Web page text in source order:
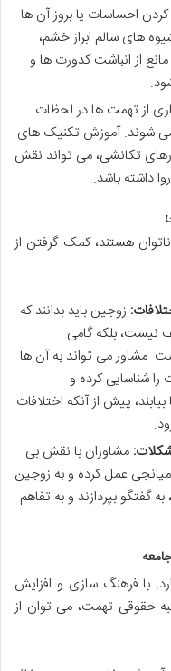
احساسات یا بروز آن ها
های سالم ابراز خشم،
مانع از انباشت کدورت ها و
از تهمت ها در لحظات
شوند. آموزش تکنیک های
تکانشی، می تواند نقش
داشته باشد.
هستند، کمک گرفتن از
زوجین باید بدانند که
نیست، بلکه گامی
مشاور می تواند به آن ها
شناسایی کرده و
پیش از آنکه اختلافات
مشاوران با نقش بی
عمل کرده و به زوجین
گفتگو بپردازند و به تفاهم
با فرهنگ سازی و افزایش
حقوقی تهمت، می توان از